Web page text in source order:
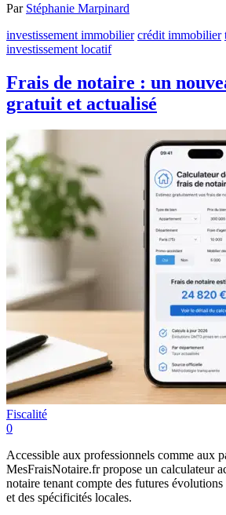
Par Stéphanie Marpinard
investissement immobilier crédit immobilier
investissement locatif
Frais de notaire : un
gratuit et actualisé
Fiscalité
0
Accessible aux professionnels comme aux
MesFraisNotaire.fr propose un calculateur
notaire tenant compte des futures
et des spécificités locales.